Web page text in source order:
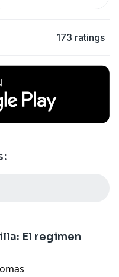
173 ratings
El regimen